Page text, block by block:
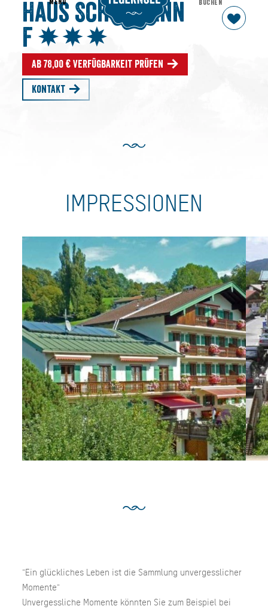
Haus Schußmann
F
Ab 78,00 € Verfügbarkeit prüfen
Kontakt
IMPRESSIONEN
"Ein glückliches Leben ist die Sammlung unvergesslicher
Momente"
Unvergessliche Momente könnten Sie zum Beispiel bei
MENU BUCHEN